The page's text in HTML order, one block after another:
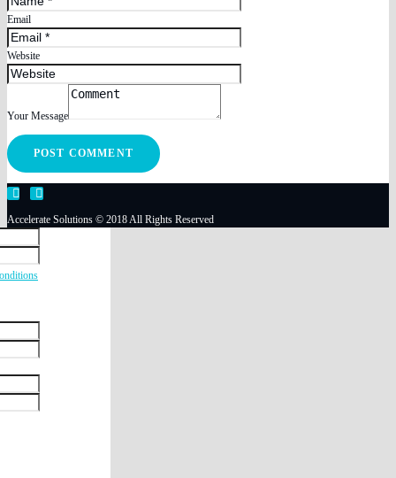
Email
Website
Your Message
Accelerate Solutions © 2018 All Rights Reserved